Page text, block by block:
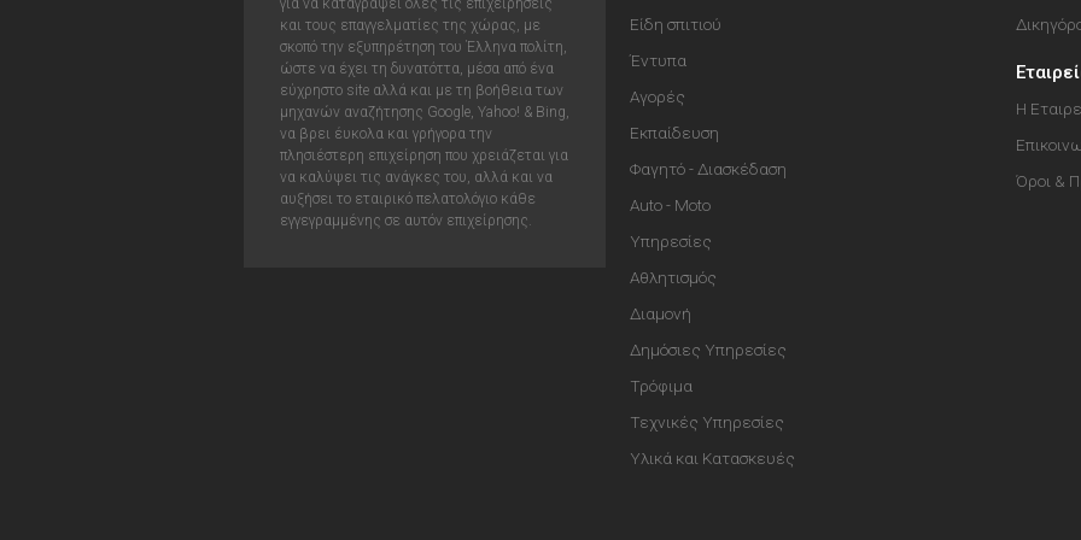
για να καταγράψει όλες τις επιχειρήσεις
και τους επαγγελματίες της χώρας, με
σκοπό την εξυπηρέτηση του Έλληνα πολίτη,
ώστε να έχει τη δυνατόττα, μέσα από ένα
εύχρηστο site αλλά και με τη βοήθεια των
μηχανών αναζήτησης Google, Yahoo! & Bing,
να βρει έυκολα και γρήγορα την
πλησιέστερη επιχείρηση που χρειάζεται για
να καλύψει τις ανάγκες του, αλλά και να
αυξήσει το εταιρικό πελατολόγιο κάθε
εγγεγραμμένης σε αυτόν επιχείρησης.
Είδη σπιτιού
Έντυπα
Αγορές
Εκπαίδευση
Φαγητό - Διασκέδαση
Auto - Moto
Υπηρεσίες
Αθλητισμός
Διαμονή
Δημόσιες Υπηρεσίες
Τρόφιμα
Τεχνικές Υπηρεσίες
Υλικά και Κατασκευές
Η
Όροι &